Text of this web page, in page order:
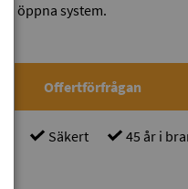
öppna system.
Offertförfrågan
Säkert 45 år i